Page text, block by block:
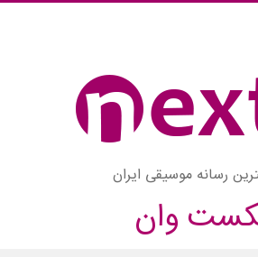
رسانه موسیقی ایران
وان